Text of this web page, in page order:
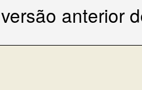
anterior